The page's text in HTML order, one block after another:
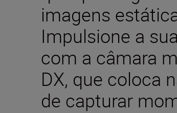
imagens
Impulsione a
com a câmara
DX, que coloca
de capturar